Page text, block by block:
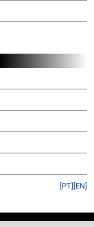
[EN]
[PT]